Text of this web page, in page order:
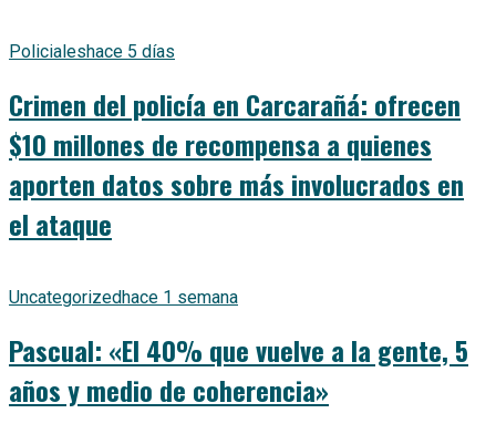
Policialeshace 5 días
Crimen del policía en Carcarañá: ofrecen
$10 millones de recompensa a quienes
aporten datos sobre más involucrados en
el ataque
Uncategorized hace 1 semana
Pascual: «El 40% que vuelve a la gente, 5
años y medio de coherencia»